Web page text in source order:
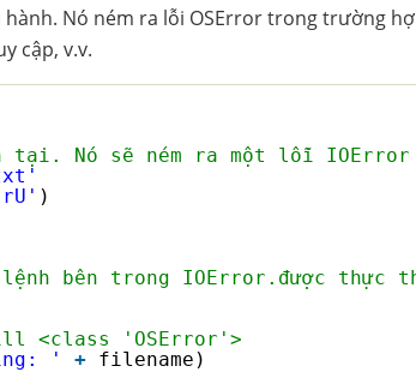
hành. Nó ném ra lỗi OSError trong trường
cập, v.v.
tại. Nó sẽ ném ra một lỗi
)
lệnh bên trong
<class 'OSError'>
' + filename)